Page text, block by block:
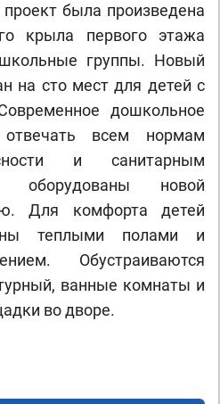
была произведена
крыла первого этажа
группы. Новый
на сто мест для детей с
дошкольное
всем нормам
и санитарным
оборудованы новой
Для комфорта детей
теплыми полами и
Обустраиваются
ванные комнаты и
во дворе.